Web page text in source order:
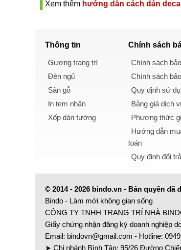
Xem thêm hướng dẫn cách dán
Thông tin
Gương trang trí
Đèn ngủ
Sàn gỗ
In tem nhãn
Xốp dán tường
Chính sách
Chính sách
Chính sách
Quy định sử
Bảng giá dịch
Phương thức
Hướng dẫn
toán
Quy định đổi
© 2014 - 2026 bindo.vn - Bản quyền đã
Bindo - Làm mới không gian sống
CÔNG TY TNHH TRANG TRÍ NHÀ
Giấy chứng nhận đăng ký doanh nghiệp
Email: bindovn@gmail.com - Hotline:
➤ Chi nhánh Bình Tân: 95/26 Đường